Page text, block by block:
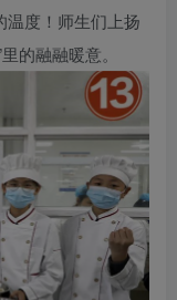
温度！师生们上扬
的融融暖意。